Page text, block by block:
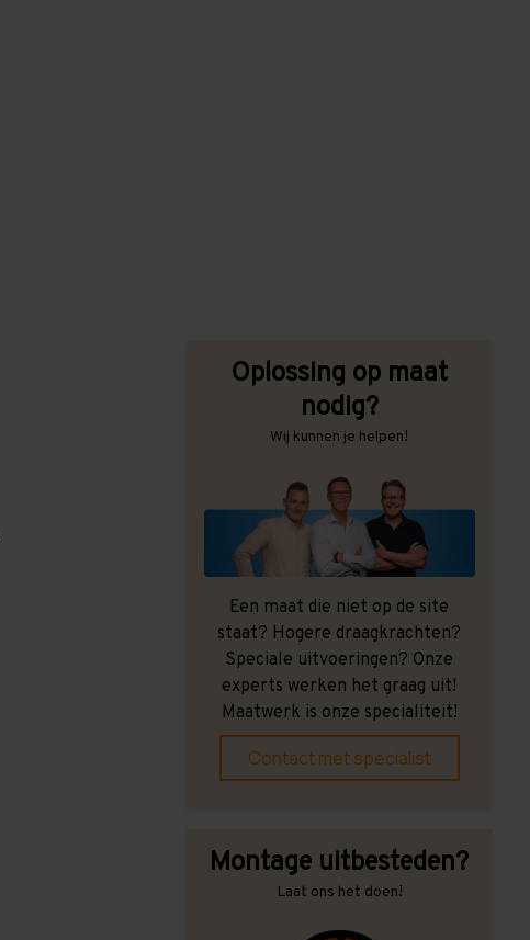
Oplossing op maat
nodig?
Wij kunnen je helpen!
Een maat die niet op de site
staat? Hogere draagkrachten?
Speciale uitvoeringen? Onze
experts werken het graag uit!
Maatwerk is onze specialiteit!
Contact met specialist
Montage uitbesteden?
Laat ons het doen!